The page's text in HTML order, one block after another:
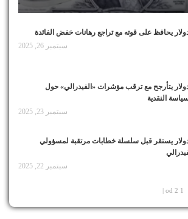
يحافظ على قوته مع تراجع رهانات خفض الفائدة
سبتمبر 26, 2025
يتأرجح مع ترقب مؤشرات «الفيدرالي» حول
النقدية
سبتمبر 23, 2025
يستقر قبل سلسلة خطابات مرتقبة لمسؤولي
سبتمبر 22, 2025
1 od 2 |